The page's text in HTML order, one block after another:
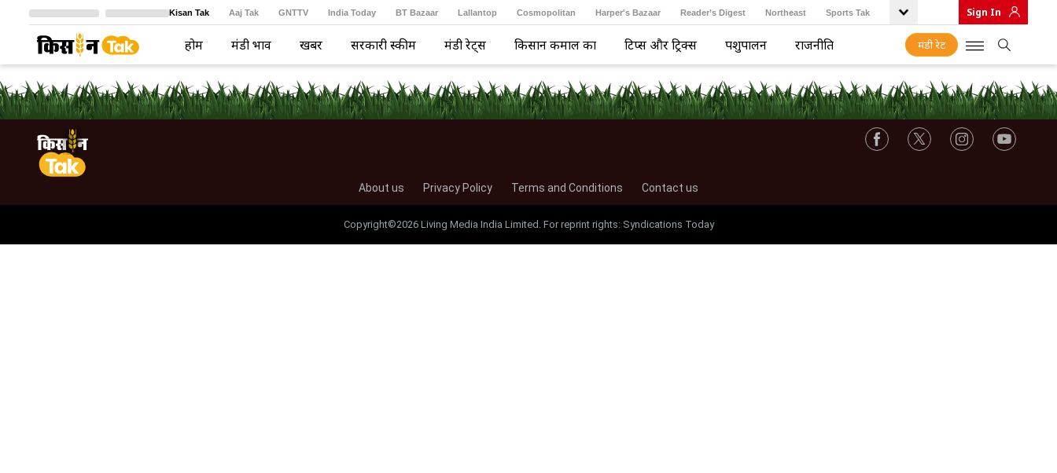
Kisan Tak Aaj Tak GNTTV India Today BT Bazaar Lallantop Cosmopolitan Harper's Bazaar Reader’s Digest Northeast Sports Tak
Crime Tak Astro Tak
Sign In
होम मंडी भाव खबरें सरकारी स्कीम मंडी रेट्स किसान कमाल का टिप्स और ट्रिक्स पशुपालन राजनीति मंडी रेट
About us Privacy Policy Terms and Conditions Contact us
Copyright©2026 Living Media India Limited. For reprint rights: Syndications Today